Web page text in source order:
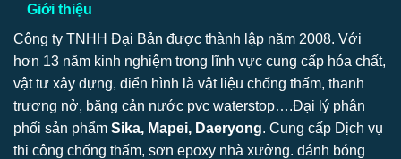
Giới thiệu
Công ty TNHH Đại Bản được thành lập năm 2008. Với
hơn 13 năm kinh nghiệm trong lĩnh vực cung cấp hóa chất,
vật tư xây dựng, điển hình là vật liệu chống thấm, thanh
trương nở, băng cản nước pvc waterstop….Đại lý phân
phối sản phẩm Sika, Mapei, Daeryong. Cung cấp Dịch vụ
thi công chống thấm, sơn epoxy nhà xưởng. đánh bóng